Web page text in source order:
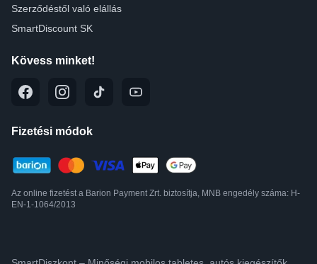
Szerződéstől való elállás
SmartDiscount SK
Kövess minket!
Fizetési módok
Az online fizetést a Barion Payment Zrt. biztosítja, MNB engedély száma: H-
EN-1-1064/2013